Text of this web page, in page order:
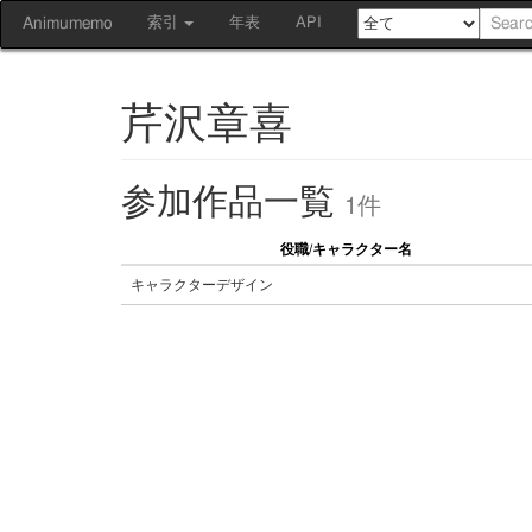
Animumemo 索引 年表 API
芹沢章喜
参加作品一覧 1件
役職/キャラクター名
キャラクターデザイン